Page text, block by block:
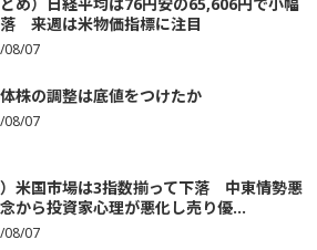
来週は米物価指標に注目
08/07
株の調整は底値をつけたか
08/07
）米国市場は3指数揃って下落 中東情勢悪
から投資家心理が悪化し売り優...
08/07